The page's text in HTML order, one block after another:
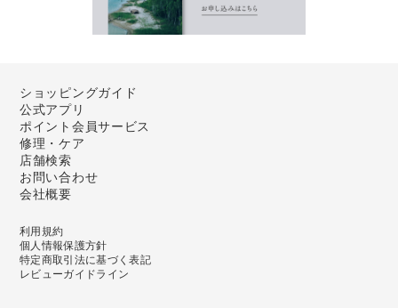
ショッピングガイド
公式アプリ
ポイント会員サービス
修理・ケア
店舗検索
お問い合わせ
会社概要
利用規約
個人情報保護方針
特定商取引法に基づく表記
レビューガイドライン